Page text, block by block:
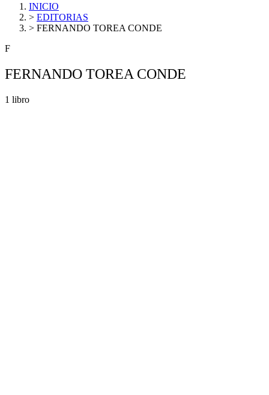
INICIO
> EDITORIAS
> FERNANDO TOREA CONDE
F
FERNANDO TOREA CONDE
1 libro